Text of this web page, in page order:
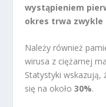
wystąpieniem
okres trwa zwykle
Należy również
wirusa z ciężarnej
Statystyki wskazują,
się na około30%.